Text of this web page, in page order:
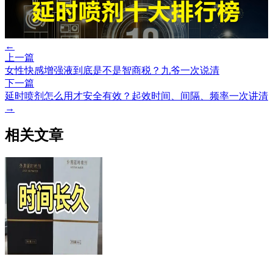
←
上一篇
女性快感增强液到底是不是智商税？九爷一次说清
下一篇
延时喷剂怎么用才安全有效？起效时间、间隔、频率一次讲清
→
相关文章